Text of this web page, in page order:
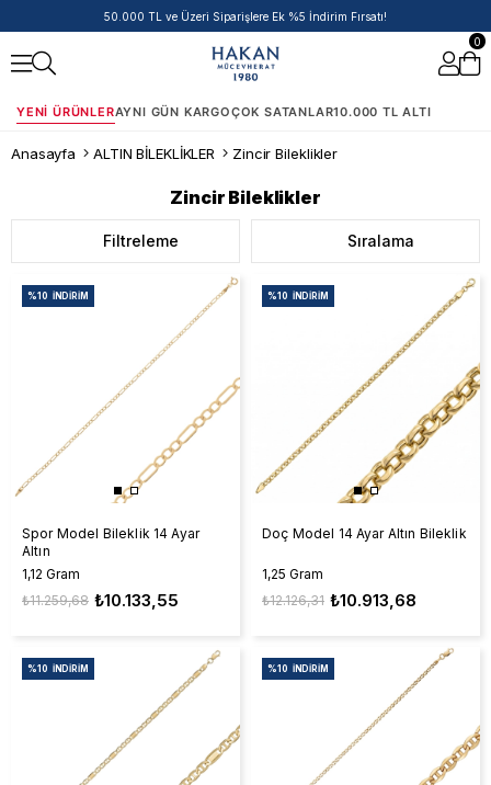
50.000 TL ve Üzeri Siparişlere Ek %5 İndirim Fırsatı!
0
YENI ÜRÜNLERAYNI GÜN KARGOÇOK SATANLAR10.000 TL ALTI
Anasayfa ALTIN BİLEKLİKLER Zincir Bileklikler
Zincir Bileklikler
Filtreleme Sıralama
Spor Model Bileklik 14 Ayar
Altın
1,12 Gram
₺10.133,55
₺11.259,68
%10 İNDIRIM
Doç Model 14 Ayar Altın Bileklik
1,25 Gram
₺10.913,68
₺12.126,31
%10 İNDIRIM
%10 İNDIRIM %10 İNDIRIM